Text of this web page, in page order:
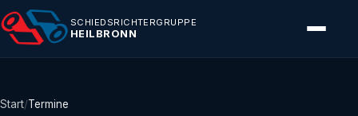
SCHIEDSRICHTERGRUPPE
HEILBRONN
Start Termine